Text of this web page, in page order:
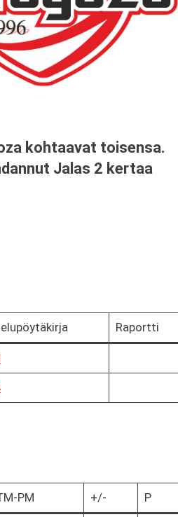
kohtaavat toisensa.
Jalas 2 kertaa
Raportti
PM +/- P